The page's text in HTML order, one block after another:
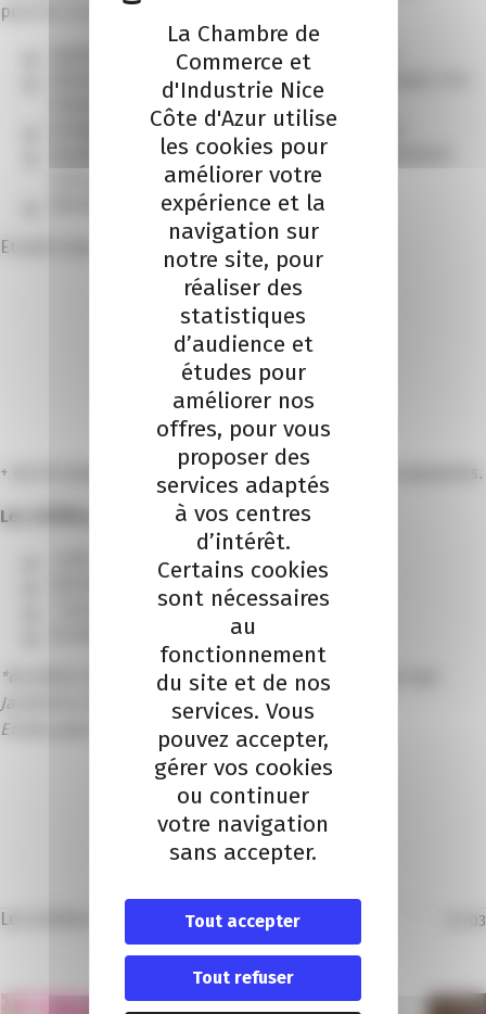
pourrez à cette occasion :
Appréhender au mieux le modèle de la franchise,
Rencontrer les franchiseurs qui souhaitent développer leur
réseau dans les Alpes-Maritimes,
Echanger avec des franchisés sur leur expérience,
Assister à des ateliers pour mieux comprendre comment
entreprendre en franchise,
Bénéficier des conseils d’experts.
Et ainsi vous aider à valider votre projet !
Je m'inscris à l'évènement
+ de 45 enseignes seront présentes au village des exposants.
Les chiffres clés de la Franchise en France
2 000 enseignes
+ de 60 milliards de CA
*de 9h30 à 17h00 au Stade Allianz Riviera, Boulevard des
Jardiniers à Nice.
Entrée gratuite mais inscription obligatoire
Je m'inscris à l'évènement
Les articles dans la même thématique 03
La Chambre de
Commerce et
d'Industrie Nice
Côte d'Azur utilise
les cookies pour
améliorer votre
expérience et la
navigation sur
notre site, pour
réaliser des
statistiques
d’audience et
études pour
améliorer nos
offres, pour vous
proposer des
services adaptés
à vos centres
d’intérêt.
Certains cookies
sont nécessaires
au
fonctionnement
du site et de nos
services. Vous
pouvez accepter,
gérer vos cookies
ou continuer
votre navigation
sans accepter.
Tout accepter
Tout refuser